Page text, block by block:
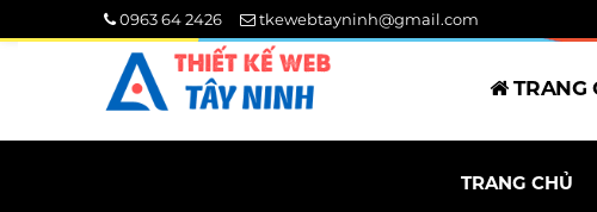
0963 64 2426 tkewebtayninh@gmail.com
TRANG
TRANG CHỦ